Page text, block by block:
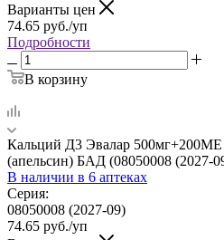
Варианты цен
74.65 руб./уп
Подробности
В корзину
Кальций Д3 Эвалар 500мг+200МЕ
(апельсин) БАД (08050008 (2027-
В наличии в 6 аптеках
Серия:
08050008 (2027-09)
74.65 руб./уп